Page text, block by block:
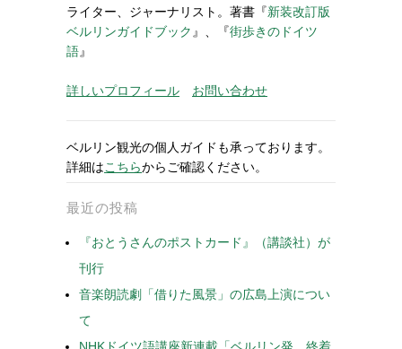
ライター、ジャーナリスト。著書『新装改訂版
ベルリンガイドブック 』、『街歩きのドイツ
語』
詳しいプロフィール お問い合わせ
ベルリン観光の個人ガイドも承っております。
詳細はこちらからご確認ください。
最近の投稿
『おとうさんのポストカード』（講談社）が
刊行
音楽朗読劇「借りた風景」の広島上演につい
て
NHKドイツ語講座新連載「ベルリン発、終着